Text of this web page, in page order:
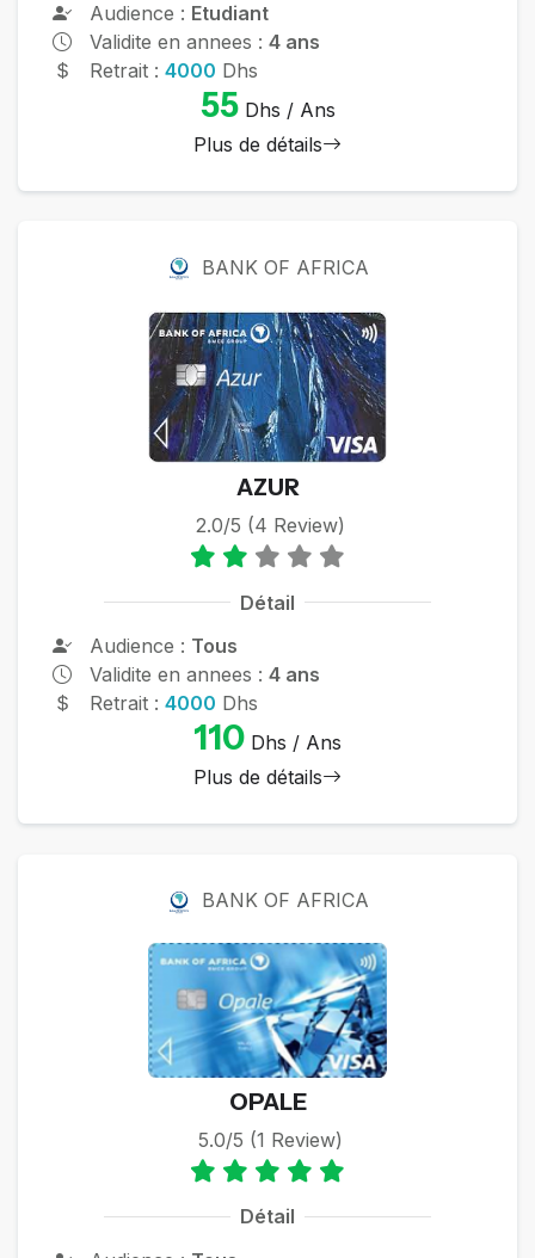
Audience : Etudiant
Validite en annees : 4 ans
Retrait : 4000 Dhs
55Dhs / Ans
Plus de détails
BANK OF AFRICA
AZUR
2.0/5 (4 Review)
Détail
Audience : Tous
Validite en annees : 4 ans
Retrait : 4000 Dhs
110 Dhs / Ans
Plus de détails
BANK OF AFRICA
OPALE
5.0/5 (1 Review)
Détail